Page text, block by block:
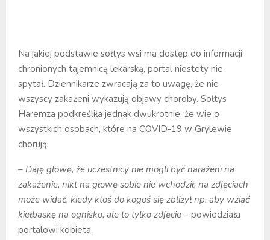
Na jakiej podstawie sołtys wsi ma dostęp do informacji
chronionych tajemnicą lekarską, portal niestety nie
spytał. Dziennikarze zwracają za to uwagę, że nie
wszyscy zakażeni wykazują objawy choroby. Sołtys
Haremza podkreśliła jednak dwukrotnie, że wie o
wszystkich osobach, które na COVID-19 w Grylewie
chorują.
– Daję głowę, że uczestnicy nie mogli być narażeni na
zakażenie, nikt na głowę sobie nie wchodził, na zdjęciach
może widać, kiedy ktoś do kogoś się zbliżył np. aby wziąć
kiełbaskę na ognisko, ale to tylko zdjęcie – powiedziała
portalowi kobieta.